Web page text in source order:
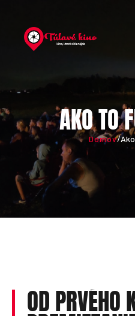
AKO TO
Domov/
OD PRVÉHO